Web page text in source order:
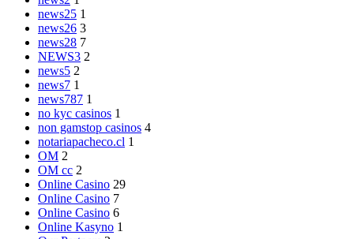
news25 1
news26 3
news28 7
NEWS3 2
news5 2
news7 1
news787 1
no kyc casinos 1
non gamstop casinos 4
notariapacheco.cl 1
OM 2
OM cc 2
Online Casino 29
Online Casino 7
Online Casino 6
Online Kasyno 1